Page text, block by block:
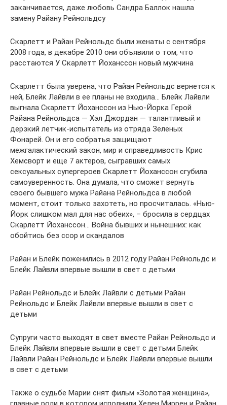
заканчивается, даже любовь Сандра Баллок нашла
замену Райану Рейнольдсу
Скарлетт и Райан Рейнольдс были женаты с сентября
2008 года, в декабре 2010 они объявили о том, что
расстаются У Скарлетт Йоханссон новый мужчина
Скарлетт была уверена, что Райан Рейнольдс вернется к
ней, Блейк Лайвли в ее планы не входила… Блейк Лайвли
выгнала Скарлетт Йоханссон из Нью-Йорка Герой
Райана Рейнольдса — Хэл Джордан — талантливый и
дерзкий летчик-испытатель из отряда Зеленых
Фонарей. Он и его собратья защищают
межгалактический закон, мир и справедливость Крис
Хемсворт и еще 7 актеров, сыгравших самых
сексуальных супергероев Скарлетт Йоханссон сгубила
самоуверенность. Она думала, что сможет вернуть
своего бывшего мужа Райана Рейнольдса в любой
момент, стоит только захотеть, но просчиталась. «Нью-
Йорк слишком мал для нас обеих», – бросила в сердцах
Скарлетт Йоханссон… Война бывших и нынешних: как
обойтись без ссор и скандалов
Райан и Блейк поженились в 2012 году Райан Рейнольдс и
Блейк Лайвли впервые вышли в свет с детьми
Райан Рейнольдс и Блейк Лайвли с детьми Райан
Рейнольдс и Блейк Лайвли впервые вышли в свет с
детьми
Супруги часто выходят в свет вместе Райан Рейнольдс и
Блейк Лайвли впервые вышли в свет с детьми Блейк
Лайвли Райан Рейнольдс и Блейк Лайвли впервые вышли
в свет с детьми
Также о судьбе Марии снят фильм «Золотая женщина»,